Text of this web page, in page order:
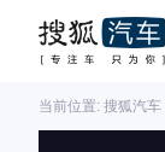
当前位置: 搜狐汽车